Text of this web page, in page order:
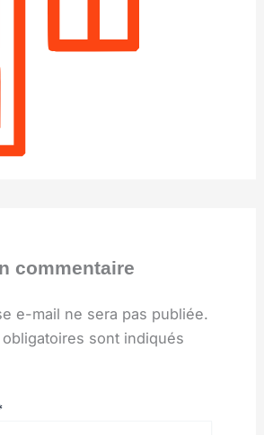
commentaire
e-mail ne sera pas publiée.
sont indiqués